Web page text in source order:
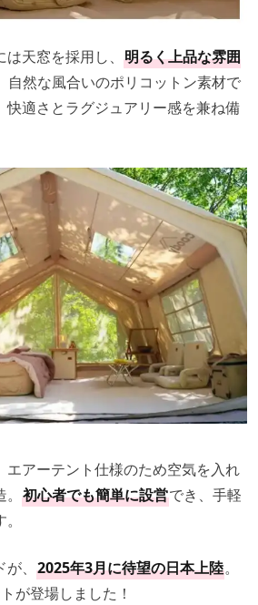
天窓を採用し、 明るく上品な雰囲
自然な風合いのポリコットン素材で
快適さとラグジュアリー感を兼ね備
エアーテント仕様のため空気を入れ
初心者でも簡単に設営でき、手軽
、 2025年3月に待望の日本上陸。
が登場しました！